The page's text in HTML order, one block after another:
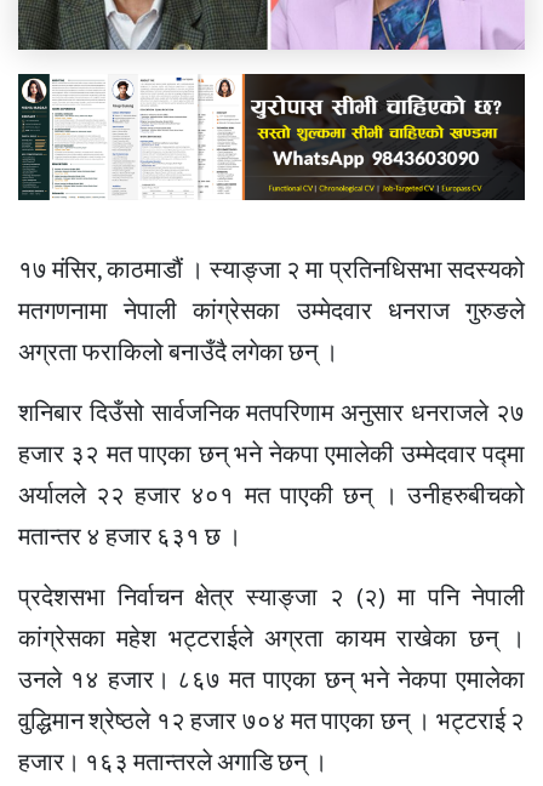
१७ मंसिर, काठमाडौं । स्याङ्जा २ मा प्रतिनधिसभा सदस्यको
मतगणनामा नेपाली कांग्रेसका उम्मेदवार धनराज गुरुङले
अग्रता फराकिलो बनाउँदै लगेका छन् ।
शनिबार दिउँसो सार्वजनिक मतपरिणाम अनुसार धनराजले २७
हजार ३२ मत पाएका छन् भने नेकपा एमालेकी उम्मेदवार पद्‍मा
अर्यालले २२ हजार ४०१ मत पाएकी छन् । उनीहरुबीचको
मतान्तर ४ हजार ६३१ छ ।
प्रदेशसभा निर्वाचन क्षेत्र स्याङ्जा २ (२) मा पनि नेपाली
कांग्रेसका महेश भट्टराईले अग्रता कायम राखेका छन् ।
उनले १४ हजार। ८६७ मत पाएका छन् भने नेकपा एमालेका
वुद्धिमान श्रेष्ठले १२ हजार ७०४ मत पाएका छन् । भट्टराई २
हजार। १६३ मतान्तरले अगाडि छन् ।